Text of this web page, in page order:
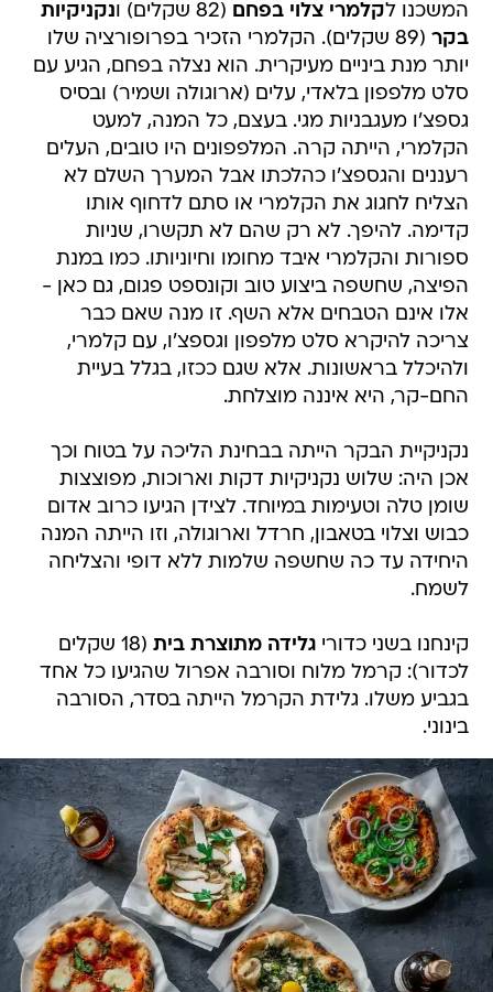
המשכנו לקלמרי צלוי בפחם (82 שקלים) ו
נקניקיות
בקר
(89 שקלים). הקלמרי הזכיר בפרופורציה שלו
יותר מנת ביניים מעיקרית. הוא נצלה בפחם, הגיע עם
סלט מלפפון בלאדי, עלים (ארוגולה ושמיר) ובסיס
גספצ'ו מעגבניות מגי. בעצם, כל המנה, למעט
הקלמרי, הייתה קרה. המלפפונים היו טובים, העלים
רעננים והגספצ'ו כהלכתו אבל המערך השלם לא
הצליח לחגוג את הקלמרי או סתם לדחוף אותו
קדימה. להיפך. לא רק שהם לא תקשרו, שניות
ספורות והקלמרי איבד מחומו וחיוניותו. כמו במנת
הפיצה, שחשפה ביצוע טוב וקונספט פגום, גם כאן -
אלו אינם הטבחים אלא השף. זו מנה שאם כבר
צריכה להיקרא סלט מלפפון וגספצ'ו, עם קלמרי,
ולהיכלל בראשונות. אלא שגם ככזו, בגלל בעיית
החם-קר, היא איננה מוצלחת.
נקניקיית הבקר הייתה בבחינת הליכה על בטוח וכך
אכן היה: שלוש נקניקיות דקות וארוכות, מפוצצות
שומן טלה וטעימות במיוחד. לצידן הגיעו כרוב אדום
כבוש וצלוי בטאבון, חרדל וארוגולה, וזו הייתה המנה
היחידה עד כה שחשפה שלמות ללא דופי והצליחה
לשמח.
קינחנו בשני כדוריגלידה מתוצרת בית
(18 שקלים
לכדור): קרמל מלוח וסורבה אפרול שהגיעו כל אחד
בגביע משלו. גלידת הקרמל הייתה בסדר, הסורבה
בינוני.